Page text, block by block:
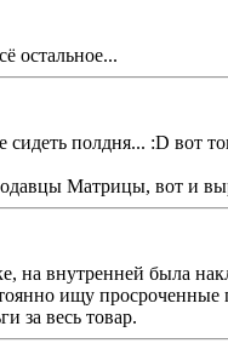
остальное...
полдня... :D вот
Матрицы, вот
на внутренней была
ищу
за весь товар.